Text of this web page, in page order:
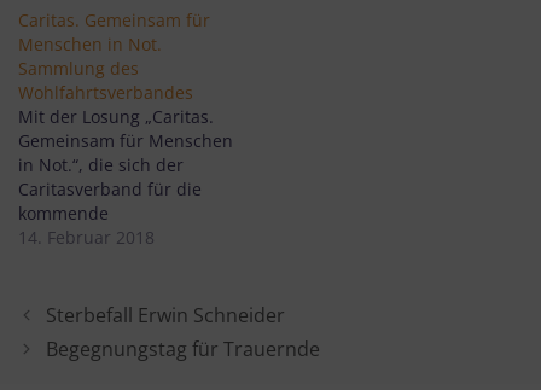
Angebote unterbreiten,
auch wenn der normale
Betrieb nur eingeschränkt
möglich ist.
Caritas. Gemeinsam für
Menschen in Not.
Sammlung des
Wohlfahrtsverbandes
Mit der Losung „Caritas.
Gemeinsam für Menschen
in Not.“, die sich der
Caritasverband für die
kommende
Spendensammlung
seinem Wesenskern an.
helfen muss, sind dabei
14. Februar 2018
Sterbefall Erwin Schneider
Begegnungstag für Trauernde